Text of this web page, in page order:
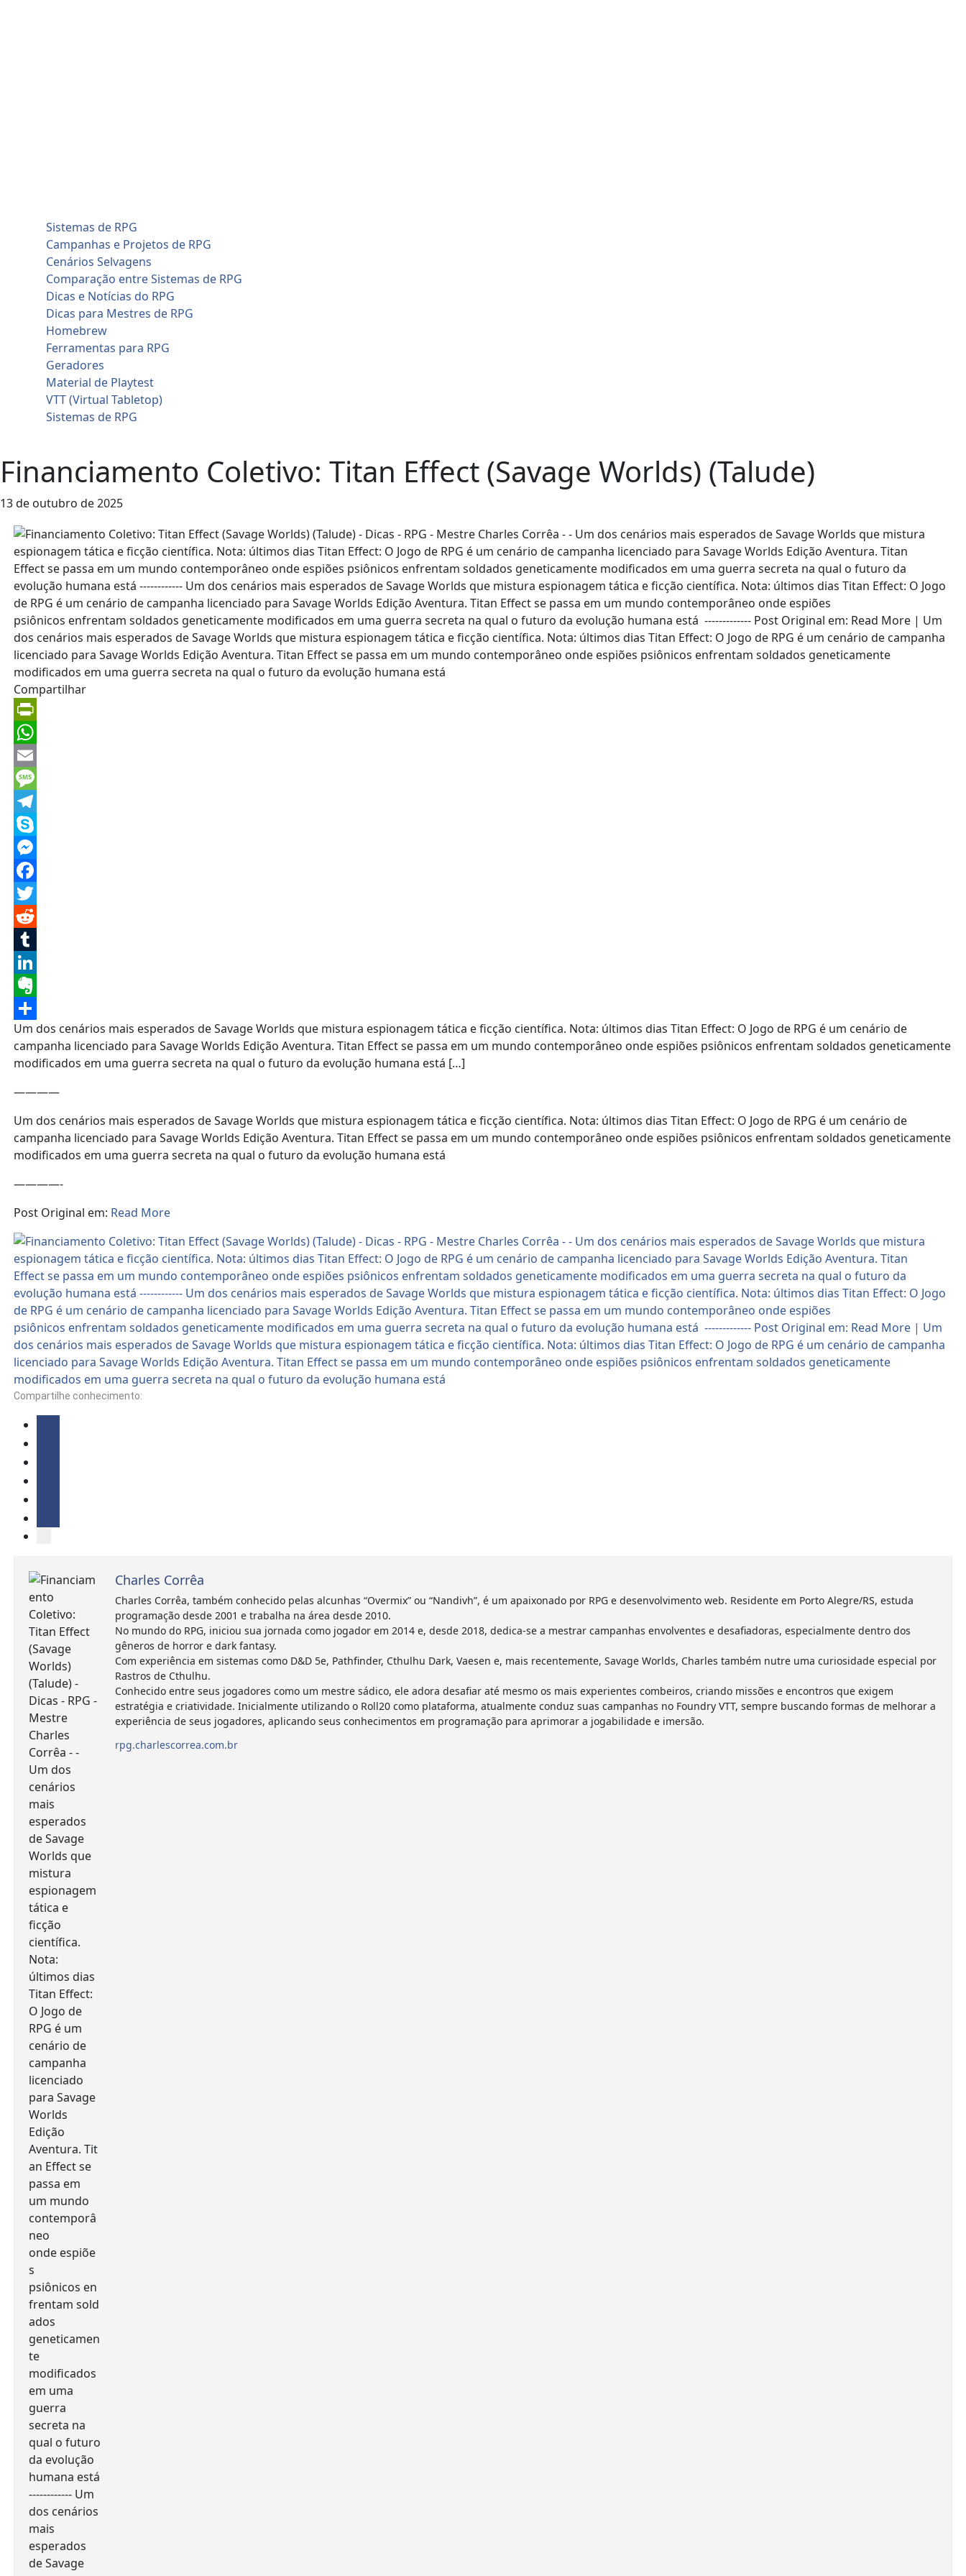
Sistemas de RPG
Campanhas e Projetos de RPG
Cenários Selvagens
Comparação entre Sistemas de RPG
Dicas e Notícias do RPG
Dicas para Mestres de RPG
Homebrew
Ferramentas para RPG
Geradores
Material de Playtest
VTT (Virtual Tabletop)
Sistemas de RPG
Financiamento Coletivo: Titan Effect (Savage Worlds) (Talude)
13 de outubro de 2025
Compartilhar
PrintFriendly
WhatsApp
Email
Message
Telegram
Skype
Messenger
Facebook
Twitter
Reddit
Tumblr
LinkedIn
Evernote
Share
Um dos cenários mais esperados de Savage Worlds que mistura espionagem tática e ficção científica. Nota: últimos dias Titan Effect: O Jogo de RPG é um cenário de
campanha licenciado para Savage Worlds Edição Aventura. Titan Effect se passa em um mundo contemporâneo onde espiões psiônicos enfrentam soldados geneticamente
modificados em uma guerra secreta na qual o futuro da evolução humana está […]
————
Um dos cenários mais esperados de Savage Worlds que mistura espionagem tática e ficção científica. Nota: últimos dias Titan Effect: O Jogo de RPG é um cenário de
campanha licenciado para Savage Worlds Edição Aventura. Titan Effect se passa em um mundo contemporâneo onde espiões psiônicos enfrentam soldados geneticamente
modificados em uma guerra secreta na qual o futuro da evolução humana está
————-
Post Original em: Read More
Compartilhe conhecimento:
Charles Corrêa
Charles Corrêa, também conhecido pelas alcunhas “Overmix” ou “Nandivh”, é um apaixonado por RPG e desenvolvimento web. Residente em Porto Alegre/RS, estuda
programação desde 2001 e trabalha na área desde 2010.
No mundo do RPG, iniciou sua jornada como jogador em 2014 e, desde 2018, dedica-se a mestrar campanhas envolventes e desafiadoras, especialmente dentro dos
gêneros de horror e dark fantasy.
Com experiência em sistemas como D&D 5e, Pathfinder, Cthulhu Dark, Vaesen e, mais recentemente, Savage Worlds, Charles também nutre uma curiosidade especial por
Rastros de Cthulhu.
Conhecido entre seus jogadores como um mestre sádico, ele adora desafiar até mesmo os mais experientes combeiros, criando missões e encontros que exigem
estratégia e criatividade. Inicialmente utilizando o Roll20 como plataforma, atualmente conduz suas campanhas no Foundry VTT, sempre buscando formas de melhorar a
experiência de seus jogadores, aplicando seus conhecimentos em programação para aprimorar a jogabilidade e imersão.
rpg.charlescorrea.com.br